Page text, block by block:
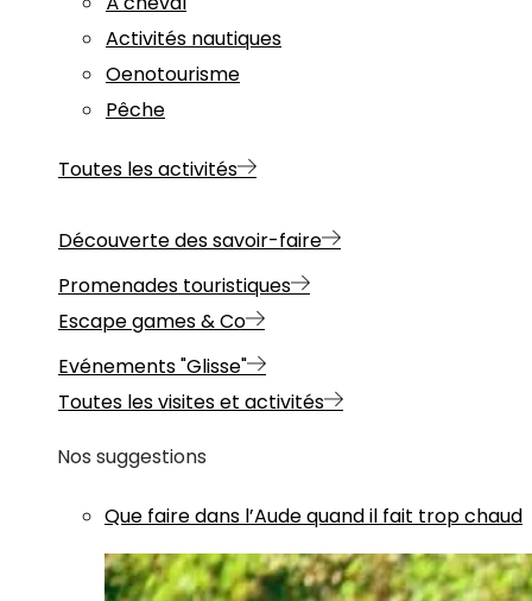
Activités nautiques
Oenotourisme
Pêche
Toutes les activités
Découverte des savoir-faire
Promenades touristiques
Escape games & Co
Evénements "Glisse"
Toutes les visites et activités
Nos suggestions
Que faire dans l’Aude quand il fait trop chaud